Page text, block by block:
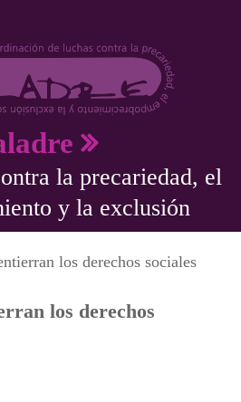
la precariedad, el
y la exclusión
usted aquí
los derechos sociales
los derechos